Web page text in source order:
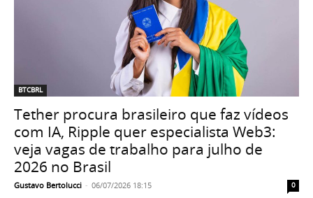
BTCBRL
Tether procura brasileiro que faz vídeos
com IA, Ripple quer especialista Web3:
veja vagas de trabalho para julho de
2026 no Brasil
Gustavo Bertolucci - 06/07/2026 18:15 0